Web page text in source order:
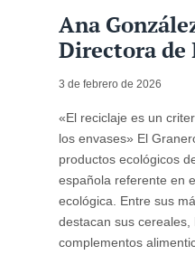
Ana
Directora de
3 de febrero de 2026
«El reciclaje es un
los envases» El
productos ecológicos
española referente en
ecológica. Entre sus
destacan sus
complementos